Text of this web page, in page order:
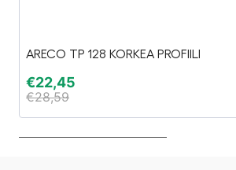
ARECO TP 128 KORKEA PROFIILI
€22,45
€28,59